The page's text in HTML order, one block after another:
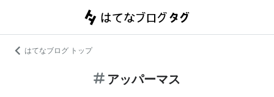
はてなブログ トップ
アッパーマス